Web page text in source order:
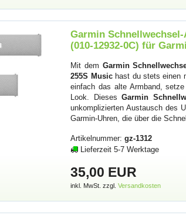
Garmin
(010-12932-0C) für
Mit dem Garmin
255S Musichast du stets einen
einfach das alte Armband,
Look. DiesesGarmin
unkomplizierten Austausch des
Garmin-Uhren, die über die
Artikelnummer:gz-1312
Lieferzeit 5-7 Werktage
35,00 EUR
inkl. MwSt. zzgl.Versandkosten